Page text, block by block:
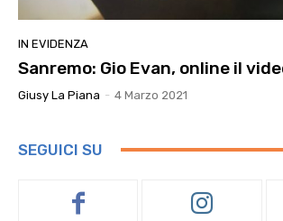
IN EVIDENZA
Sanremo: Gio Evan, online il
Giusy La Piana - 4 Marzo 2021
SEGUICI SU